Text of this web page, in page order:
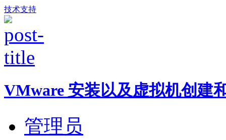
技术支持
VMware 安装以及虚拟机创建
管理员